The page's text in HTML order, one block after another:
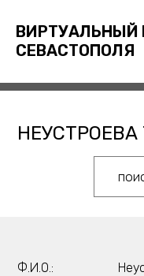
ВИРТУАЛЬНЫЙ
СЕВАСТОПОЛЯ
Ф.И.О.: